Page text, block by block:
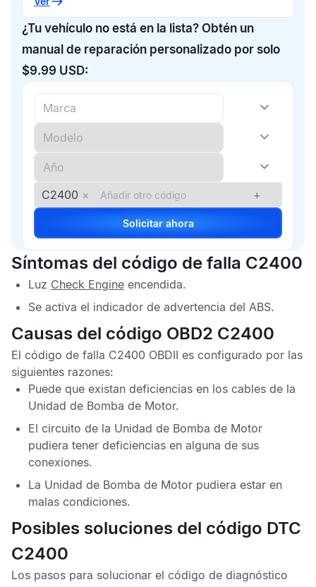
¿Tu vehículo no está en la lista? Obtén un
manual de reparación personalizado por solo
$9.99 USD:
C2400 × +
Solicitar ahora
Síntomas del código de falla C2400
Luz Check Engine encendida.
Se activa el indicador de advertencia del ABS.
Causas del código OBD2 C2400
El código de falla C2400 OBDII es configurado por las
siguientes razones:
Puede que existan deficiencias en los cables de la
Unidad de Bomba de Motor.
El circuito de la Unidad de Bomba de Motor
pudiera tener deficiencias en alguna de sus
conexiones.
La Unidad de Bomba de Motor pudiera estar en
malas condiciones.
Posibles soluciones del código DTC
C2400
Los pasos para solucionar el código de diagnóstico